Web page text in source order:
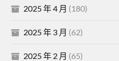
2025 年 4 月 (180)
2025 年 3 月 (62)
2025 年 2 月 (65)